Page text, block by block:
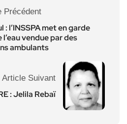
Précédent
: l’INSSPA met en garde
vendue par des
ambulants
Article Suivant
: Jelila Rebaï